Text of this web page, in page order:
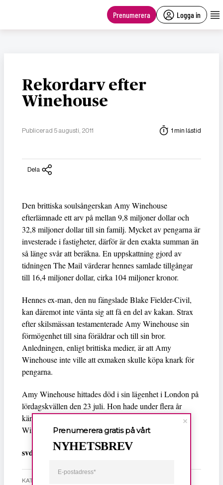
Prenumerera Logga in
Rekordarv efter
Winehouse
Publicerad 5 augusti, 2011 1 min lästid
Dela
Den brittiska soulsångerskan Amy Winehouse
efterlämnade ett arv på mellan 9,8 miljoner dollar och
32,8 miljoner dollar till sin familj. Mycket av pengarna är
investerade i fastigheter, därför är den exakta summan än
så länge svår att beräkna. En uppskattning gjord av
tidningen The Mail värderar hennes samlade tillgångar
till 16,4 miljoner dollar, cirka 104 miljoner kronor.
Hennes ex-man, den nu fängslade Blake Fielder-Civil,
kan däremot inte vänta sig att få en del av kakan. Strax
efter skilsmässan testamenterade Amy Winehouse sin
förmögenhet till sina föräldrar och till sin bror.
Anledningen, enligt brittiska medier, är att Amy
Winehouse inte ville att exmaken skulle köpa knark för
pengarna.
Amy Winehouse hittades död i sin lägenhet i London på
lördagskvällen den 23 juli. Hon hade under flera år
kämpat med ett drog- och alkoholmissbruk. Amy
Winehouse blev 27 år.
svd/näringsliv.se
KATEGORI
Prenumerera gratis på vårt
NYHETSBREV